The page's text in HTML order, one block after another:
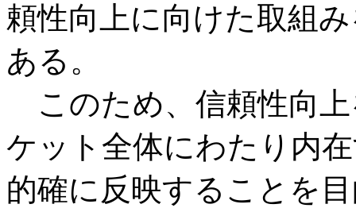
頼性向上に向けた取組
ある。
このため、信頼性向
ケット全体にわたり内
的確に反映することを